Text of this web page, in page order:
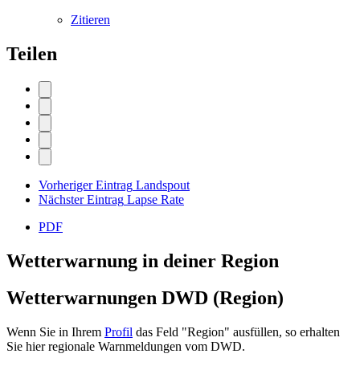
Zitieren
Teilen
Vorheriger Eintrag Landspout
Nächster Eintrag Lapse Rate
PDF
Wetterwarnung in deiner Region
Wetterwarnungen DWD (Region)
Wenn Sie in Ihrem Profil das Feld "Region" ausfüllen, so erhalten
Sie hier regionale Warnmeldungen vom DWD.